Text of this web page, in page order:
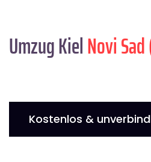
Umzug KielNovi
Kostenlos &